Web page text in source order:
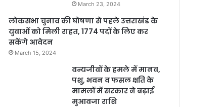
March 23, 2024
लोकसभा चुनाव की घोषणा से पहले उत्तराखंड के
युवाओं को मिली राहत, 1774 पदों के लिए कर
सकेंगे आवेदन
March 15, 2024
वन्यजीवों के हमले में मानव,
पशु, भवन व फसल क्षति के
मामलों में सरकार ने बढ़ाई
मुआवजा राशि